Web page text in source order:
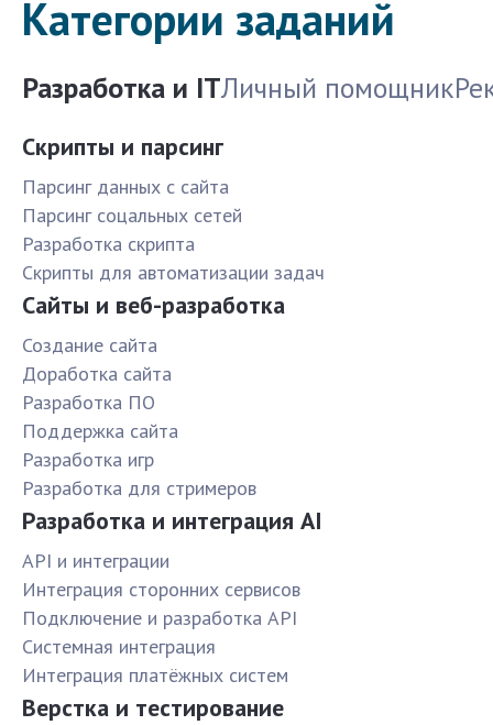
Категории заданий
Разработка и ITЛичный помощник
Скрипты и парсинг
Парсинг данных с сайта
Парсинг соцальных сетей
Разработка скрипта
Скрипты для автоматизации задач
Сайты и веб-разработка
Создание сайта
Доработка сайта
Разработка ПО
Поддержка сайта
Разработка игр
Разработка для стримеров
Разработка и интеграция AI
API и интеграции
Интеграция сторонних сервисов
Подключение и разработка API
Системная интеграция
Интеграция платёжных систем
Верстка и тестирование